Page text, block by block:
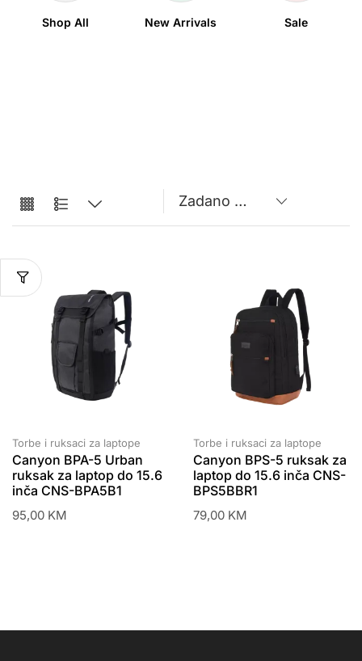
Shop All New Arrivals Sale
Torbe i ruksaci za laptope
Canyon BPA-5 Urban
ruksak za laptop do 15.6
inča CNS-BPA5B1
95,00 KM
Torbe i ruksaci za laptope
Canyon BPS-5 ruksak za
laptop do 15.6 inča CNS-
BPS5BBR1
79,00 KM